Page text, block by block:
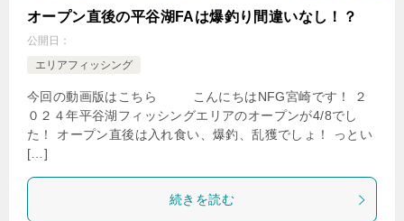
オープン直後の平谷湖FAは爆釣り間違いなし！？
公開日：
エリアフィッシング
今回の動画版はこちら こんにちはNFG宮崎です！ ２
０２４年平谷湖フィッシングエリアのオープンが4/8でし
た！ オープン直後は入れ食い、爆釣、乱獲でしょ！ っとい
[…]
続きを読む